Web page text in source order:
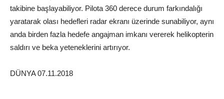
takibine başlayabiliyor. Pilota 360 derece durum farkındalığı
yaratarak olası hedefleri radar ekranı üzerinde sunabiliyor, aynı
anda birden fazla hedefe angajman imkanı vererek helikopterin
saldırı ve beka yeteneklerini artırıyor.
DÜNYA 07.11.2018